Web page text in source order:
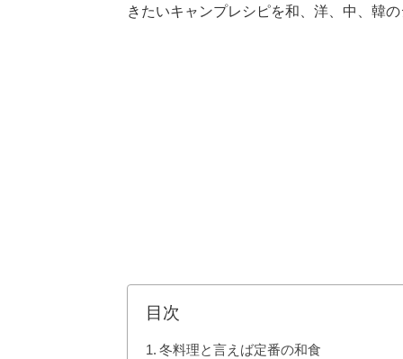
きたいキャンプレシピを和、洋、中、韓
目次
冬料理と言えば定番の和食